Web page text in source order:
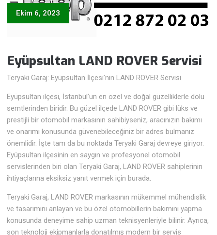
Ekim 6, 2023
Eyüpsultan LAND ROVER Servisi
Teryaki Garaj: Eyüpsultan İlçesi’nin LAND ROVER Servisi
Eyüpsultan ilçesi, İstanbul’un en özel ve doğal güzelliklerle dolu
semtlerinden biridir. Bu güzel ilçede LAND ROVER gibi lüks ve
prestijli bir otomobil markasının sahibiyseniz, aracınızın bakımı
ve onarımı konusunda güvenebileceğiniz bir adres bulmanız
önemlidir. İşte tam da bu noktada Teryaki Garaj devreye giriyor.
Eyüpsultan ilçesinin en saygın ve profesyonel otomobil
servislerinden biri olan Teryaki Garaj, LAND ROVER sahiplerinin
ihtiyaçlarına eksiksiz yanıt vermek için burada.
Teryaki Garaj, LAND ROVER markasının mükemmel mühendislik
ve tasarımını anlayan ve bu özel otomobillerin bakımını yapma
konusunda deneyime sahip uzman teknisyenleriyle bilinir. Ayrıca,
son teknoloji ekipmanlarla donatılmış modern bir servis